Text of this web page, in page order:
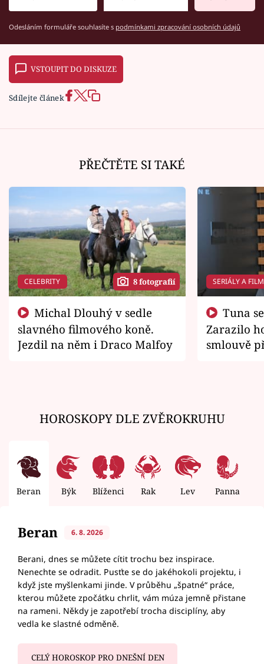
Odesláním formuláře souhlasíte s podmínkami zpracování osobních údajů
VSTOUPIT DO DISKUZE
Sdílejte článek
PŘEČTĚTE SI TAKÉ
CELEBRITY 8 fotografií
slavného filmového koně.
Jezdil na něm i Draco Malfoy
SERIÁLY A
Zarazilo
smlouvě
HOROSKOPY DLE ZVĚROKRUHU
Beran Býk Blíženci Rak Lev Panna
Beran 6. 8. 2026
Berani, dnes se můžete cítit trochu bez inspirace.
Nenechte se odradit. Pusťte se do jakéhokoli projektu, i
když jste myšlenkami jinde. V průběhu „špatné“ práce,
kterou můžete zpočátku chrlit, vám múza jemně přistane
na rameni. Někdy je zapotřebí trocha disciplíny, aby
vedla ke slastné odměně.
CELÝ HOROSKOP PRO DNEŠNÍ DEN